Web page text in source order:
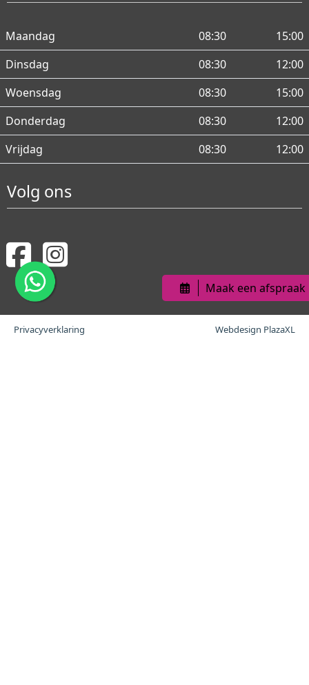
Maandag 08:30
15:00
Dinsdag
08:30
12:00
Woensdag
08:30
15:00
Donderdag
08:30
12:00
Vrijdag
08:30 12:00
Volg ons
Maak een afspraak
Privacyverklaring Webdesign PlazaXL